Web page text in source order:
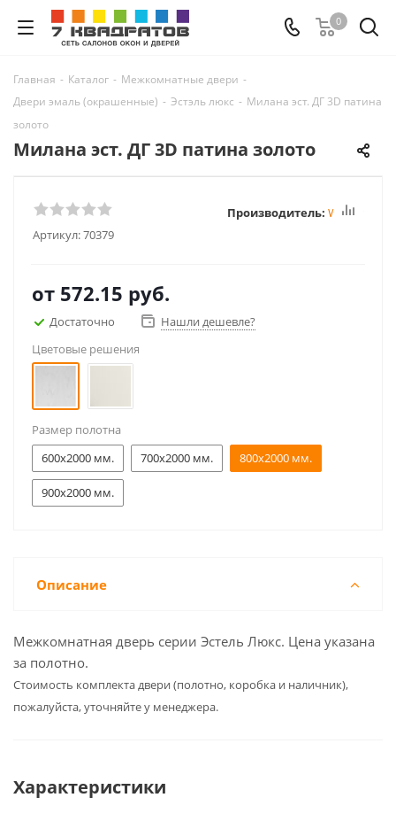
0
Главная - Каталог - Межкомнатные двери -
Двери эмаль (окрашенные) - Эстэль люкс - Милана эст. ДГ 3D патина
золото
Милана эст. ДГ 3D патина золото
Артикул:70379
Производитель: Winter
от 572.15 руб.
Достаточно
Нашли дешевле?
Цветовые решения
Размер полотна
600x2000 мм.
700x2000 мм. 800x2000 мм.
900x2000 мм.
Описание
Межкомнатная дверь серии Эстель Люкс. Цена указана
за полотно.
Cтоимость комплекта двери (полотно, коробка и наличник),
пожалуйста, уточняйте у менеджера.
Характеристики